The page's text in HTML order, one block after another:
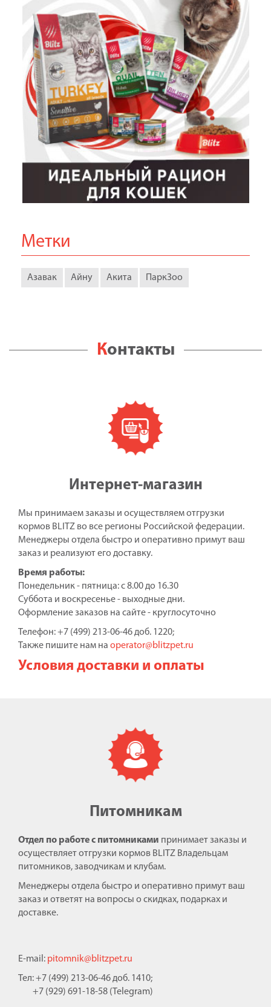
Метки
Азавак Айну Акита ПаркЗоо
Контакты
Интернет-магазин
Мы принимаем заказы и осуществляем отгрузки
кормов BLITZ во все регионы Российской федерации.
Менеджеры отдела быстро и оперативно примут ваш
заказ и реализуют его доставку.
Время работы:
Понедельник - пятница: с 8.00 до 16.30
Суббота и воскресенье - выходные дни.
Оформление заказов на сайте - круглосуточно
Телефон: +7 (499) 213-06-46 доб. 1220;
Также пишите нам на operator@blitzpet.ru
Условия доставки и оплаты
Питомникам
Отдел по работе с питомниками принимает заказы и
осуществляет отгрузки кормов BLITZ Владельцам
питомников, заводчикам и клубам.
Менеджеры отдела быстро и оперативно примут ваш
заказ и ответят на вопросы о скидках, подарках и
доставке.
E-mail: pitomnik@blitzpet.ru
Тел: +7 (499) 213-06-46 доб. 1410;
+7 (929) 691-18-58 (Telegram)